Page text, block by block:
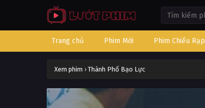
Trang chủ Phim Mới Phim Chiếu Rạp
Xem phim › Thành Phố Bạo Lực